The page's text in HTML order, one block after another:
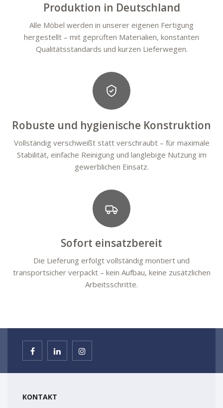
Produktion in Deutschland
Alle Möbel werden in unserer eigenen Fertigung
hergestellt – mit geprüften Materialien, konstanten
Qualitätsstandards und kurzen Lieferwegen.
Robuste und hygienische Konstruktion
Vollständig verschweißt statt verschraubt – für maximale
Stabilität, einfache Reinigung und langlebige Nutzung im
gewerblichen Einsatz.
Sofort einsatzbereit
Die Lieferung erfolgt vollständig montiert und
transportsicher verpackt – kein Aufbau, keine zusätzlichen
Arbeitsschritte.
KONTAKT